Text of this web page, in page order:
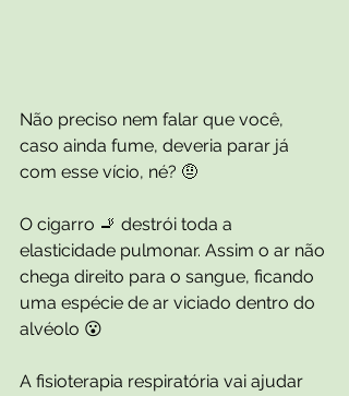
Não preciso nem falar que você,
caso ainda fume, deveria parar já
com esse vício, né? 🤨
O cigarro 🚬 destrói toda a
elasticidade pulmonar. Assim o ar não
chega direito para o sangue, ficando
uma espécie de ar viciado dentro do
alvéolo 😮
A fisioterapia respiratória vai ajudar